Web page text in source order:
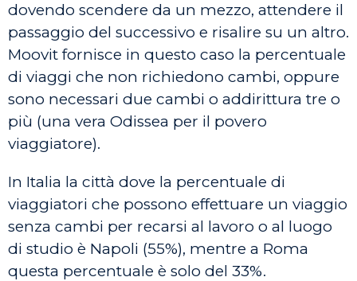
dovendo scendere da un mezzo, attendere il
passaggio del successivo e risalire su un altro.
Moovit fornisce in questo caso la percentuale
di viaggi che non richiedono cambi, oppure
sono necessari due cambi o addirittura tre o
più (una vera Odissea per il povero
viaggiatore).
In Italia la città dove la percentuale di
viaggiatori che possono effettuare un viaggio
senza cambi per recarsi al lavoro o al luogo
di studio è Napoli (55%), mentre a Roma
questa percentuale è solo del 33%.